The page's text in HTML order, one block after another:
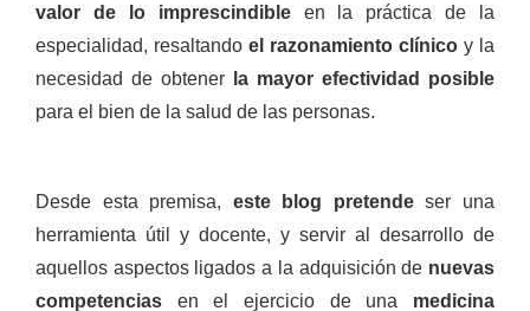
valor de lo imprescindibleen la práctica de la
especialidad, resaltando el razonamiento clínico y la
necesidad de obtener
la mayor efectividad posible
para el bien de la salud de las personas.
Desde esta premisa, este blog pretendeser una
herramienta útil y docente, y servir al desarrollo de
aquellos aspectos ligados a la adquisición de nuevas
competencias en el ejercicio de una medicina